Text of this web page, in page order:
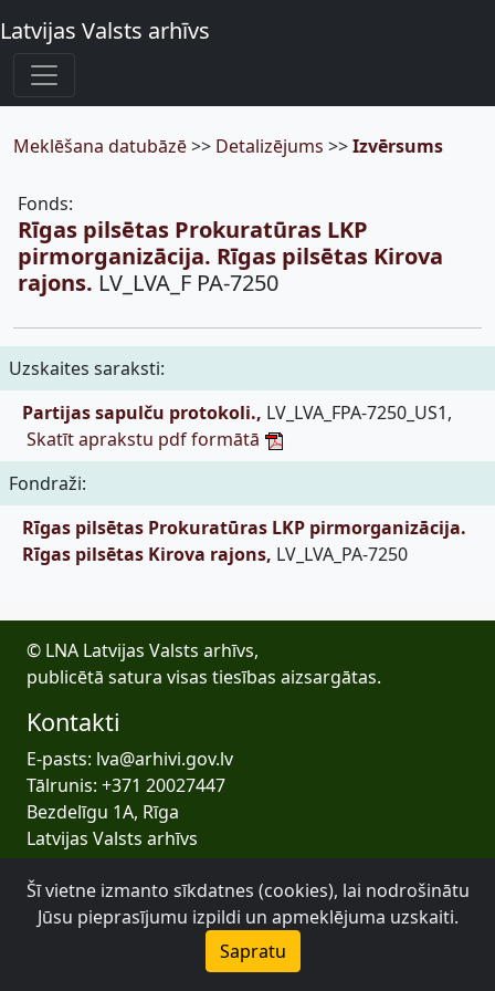
Latvijas Valsts arhīvs
Meklēšana datubāzē>> Detalizējums >>Izvērsums
Fonds:
Rīgas pilsētas Prokuratūras LKP
pirmorganizācija. Rīgas pilsētas Kirova
rajons. LV_LVA_F PA-7250
Uzskaites saraksti:
Partijas sapulču protokoli., LV_LVA_FPA-7250_US1,
Skatīt aprakstu pdf formātā
Fondraži:
Rīgas pilsētas Prokuratūras LKP pirmorganizācija.
Rīgas pilsētas Kirova rajons, LV_LVA_PA-7250
© LNA Latvijas Valsts arhīvs,
publicētā satura visas tiesības aizsargātas.
Kontakti
E-pasts: lva@arhivi.gov.lv
Tālrunis: +371 20027447
Bezdelīgu 1A, Rīga
Latvijas Valsts arhīvs
Šī vietne izmanto sīkdatnes (cookies), lai nodrošinātu
Jūsu pieprasījumu izpildi un apmeklējuma uzskaiti.
Sapratu